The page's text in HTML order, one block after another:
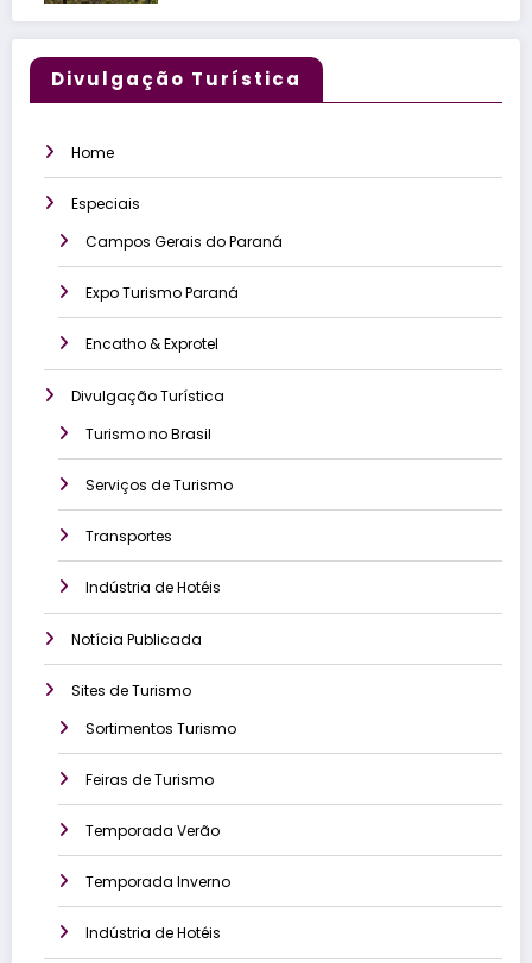
Divulgação Turística
Home
Especiais
Campos Gerais do Paraná
Expo Turismo Paraná
Encatho & Exprotel
Divulgação Turística
Turismo no Brasil
Serviços de Turismo
Transportes
Indústria de Hotéis
Notícia Publicada
Sites de Turismo
Sortimentos Turismo
Feiras de Turismo
Temporada Verão
Temporada Inverno
Indústria de Hotéis